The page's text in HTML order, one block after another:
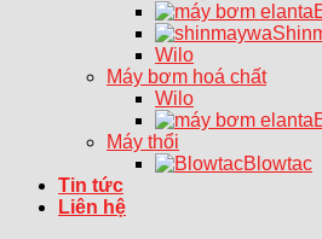
Wilo
Máy bơm hoá chất
Wilo
Máy thổi
Blowtac
Tin tức
Liên hệ